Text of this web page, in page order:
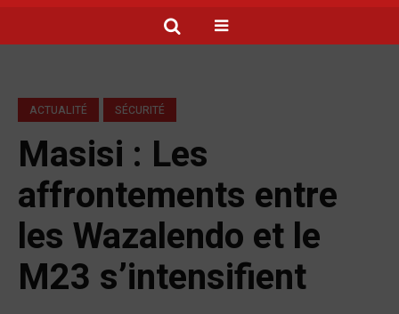
ACTUALITÉ SÉCURITÉ
Masisi : Les
affrontements entre
les Wazalendo et le
M23 s’intensifient